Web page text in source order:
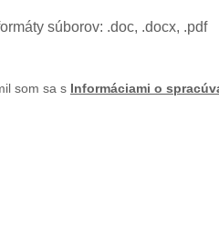
súborov: .doc, .docx, .pdf
som sa s Informáciami o